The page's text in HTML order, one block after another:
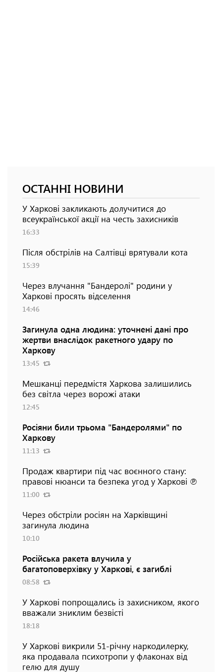
ОСТАННІ НОВИНИ
У Харкові закликають долучитися до
всеукраїнської акції на честь захисників
16:33
Після обстрілів на Салтівці врятували кота
15:39
Через влучання "Бандеролі" родини у
Харкові просять відселення
14:46
Загинула одна людина: уточнені дані про
жертви внаслідок ракетного удару по
Харкову
13:45
Мешканці передмістя Харкова залишились
без світла через ворожі атаки
12:45
Росіяни били трьома "Бандеролями" по
Харкову
11:13
Продаж квартири під час воєнного стану:
правові нюанси та безпека угод у Харкові ℗
11:00
Через обстріли росіян на Харківщині
загинула людина
10:10
Російська ракета влучила у
багатоповерхівку у Харкові, є загиблі
08:58
У Харкові попрощались із захисником, якого
вважали зниклим безвісті
18:18
У Харкові викрили 51-річну наркодилерку,
яка продавала психотропи у флаконах від
гелю для душу